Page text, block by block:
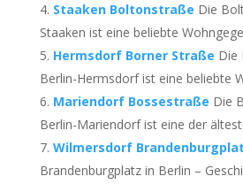
Staaken Boltonstraße Die
Staaken ist eine beliebte
Hermsdorf Borner Straße Die
Berlin-Hermsdorf ist eine beliebte
Mariendorf Bossestraße Die
Berlin-Mariendorf ist eine der
Wilmersdorf
Brandenburgplatz in Berlin –